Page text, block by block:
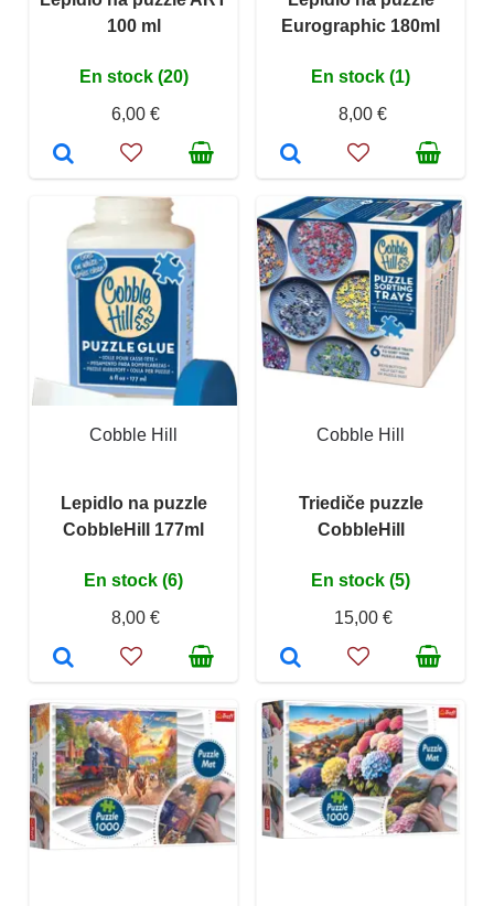
100 ml
En stock (20)
6,00 €
Eurographic 180ml
En stock (1)
8,00 €
Cobble Hill
Lepidlo na puzzle
CobbleHill 177ml
En stock (6)
8,00 €
Cobble Hill
Triediče puzzle
CobbleHill
En stock (5)
15,00 €